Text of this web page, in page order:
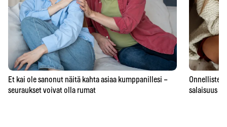
Et kai ole sanonut näitä kahta asiaa kumppanillesi –
seuraukset voivat olla rumat
Onnellisten
salaisuus –